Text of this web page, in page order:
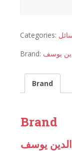
Categories:
Brand: یوسف
Brand
Brand
یوسف